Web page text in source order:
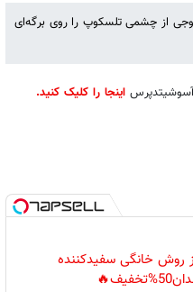
از چشمی تلسکوپ را روی برگه‌ای
اینجا را کلیک کنید.
روش خانگی سفیدکننده